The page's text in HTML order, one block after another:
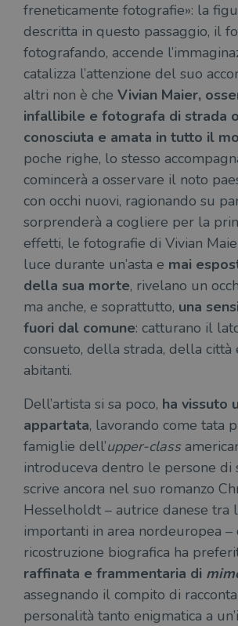
freneticamente fotografie»: la
descritta in questo passaggio, il
fotografando, accende
catalizza l’attenzione del suo
altri non è che Vivian Maier,
infallibile e fotografa di strada
conosciuta e amata in tutto il
poche righe, lo stesso
comincerà a osservare il noto
con occhi nuovi, ragionando su
sorprenderà a cogliere per la
effetti, le fotografie di Vivian
luce durante un’asta e mai
della sua morte, rivelano un
ma anche, e soprattutto, una
fuori dal comune: catturano il
consueto, della strada, della città
abitanti.
Dell’artista si sa poco, ha vissuto
appartata, lavorando come tata
famiglie dell’upper-class
introduceva dentro le persone di
scrive ancora nel suo romanzo
Hesselholdt – autrice danese tra
importanti in area nordeuropea –
ricostruzione biografica ha
raffinata e frammentaria di
assegnando il compito di
personalità tanto enigmatica a